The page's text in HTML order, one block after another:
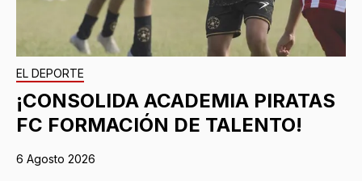
EL DEPORTE
¡CONSOLIDA ACADEMIA PIRATAS
FC FORMACIÓN DE TALENTO!
6 Agosto 2026